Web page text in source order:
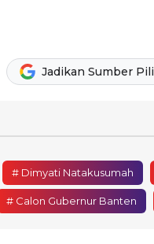
Jadikan Sumber
# Dimyati Natakusumah
# Calon Gubernur Banten